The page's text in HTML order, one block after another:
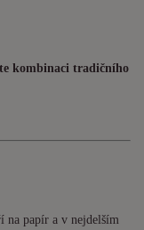
kombinaci tradičního
na papír a v nejdelším